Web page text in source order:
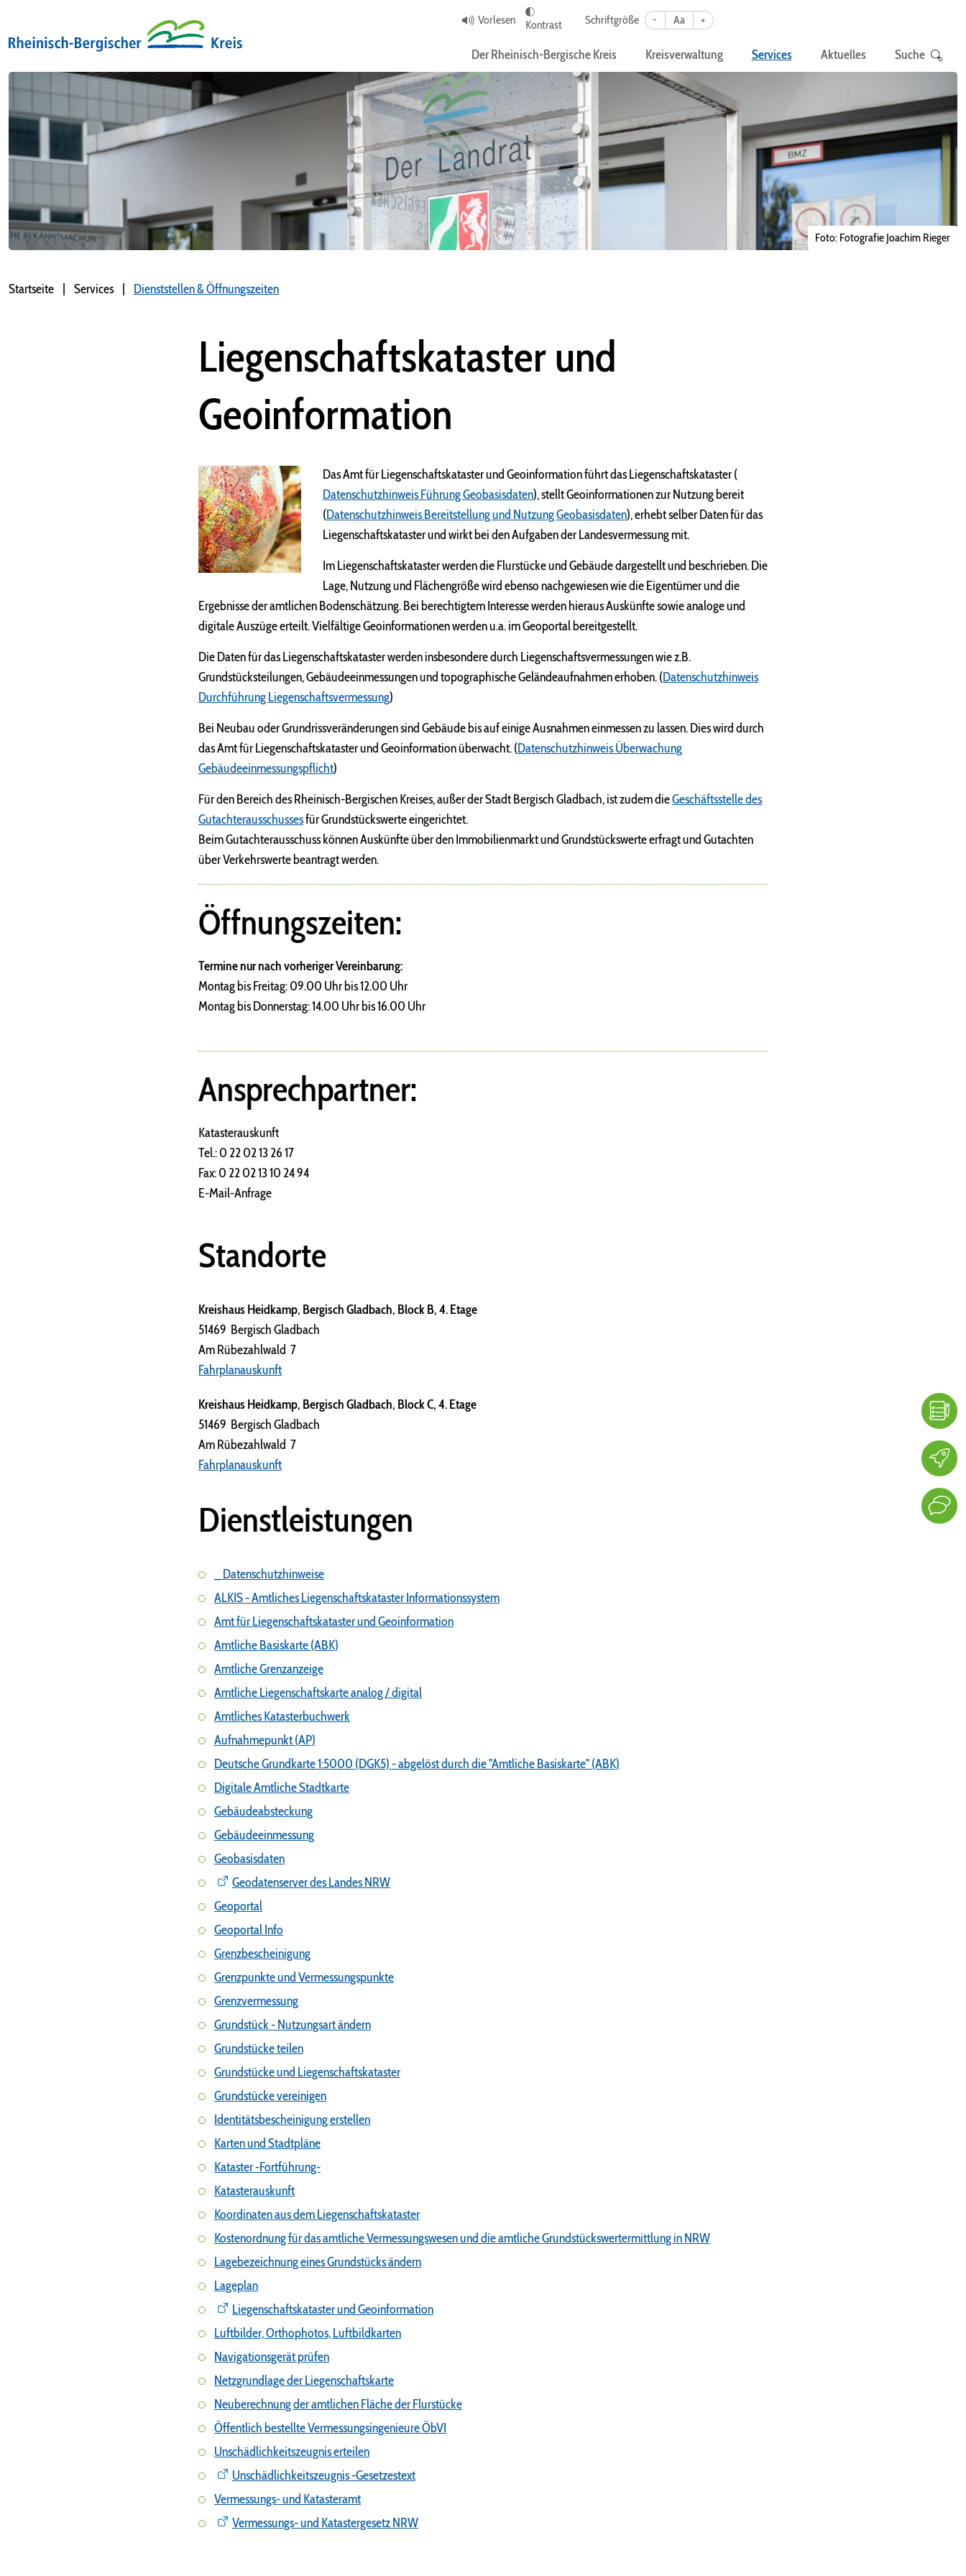
Vorlesen Kontrast Schriftgröße - Aa +
Der Rheinisch-Bergische Kreis Kreisverwaltung Services Aktuelles Suche
Foto: Fotografie Joachim Rieger
Startseite Services Dienststellen & Öffnungszeiten
Liegenschaftskataster und
Geoinformation
Das Amt für Liegenschaftskataster und Geoinformation führt das Liegenschaftskataster (
Datenschutzhinweis Führung Geobasisdaten), stellt Geoinformationen zur Nutzung bereit
(Datenschutzhinweis Bereitstellung und Nutzung Geobasisdaten), erhebt selber Daten für das
Liegenschaftskataster und wirkt bei den Aufgaben der Landesvermessung mit.
Im Liegenschaftskataster werden die Flurstücke und Gebäude dargestellt und beschrieben. Die
Lage, Nutzung und Flächengröße wird ebenso nachgewiesen wie die Eigentümer und die
Ergebnisse der amtlichen Bodenschätzung. Bei berechtigtem Interesse werden hieraus Auskünfte sowie analoge und
digitale Auszüge erteilt. Vielfältige Geoinformationen werden u.a. im Geoportal bereitgestellt.
Die Daten für das Liegenschaftskataster werden insbesondere durch Liegenschaftsvermessungen wie z.B.
Grundstücksteilungen, Gebäudeeinmessungen und topographische Geländeaufnahmen erhoben. (Datenschutzhinweis
Durchführung Liegenschaftsvermessung)
Bei Neubau oder Grundrissveränderungen sind Gebäude bis auf einige Ausnahmen einmessen zu lassen. Dies wird durch
das Amt für Liegenschaftskataster und Geoinformation überwacht. (Datenschutzhinweis Überwachung
Gebäudeeinmessungspflicht)
Für den Bereich des Rheinisch-Bergischen Kreises, außer der Stadt Bergisch Gladbach, ist zudem dieGeschäftsstelle des
Gutachterausschussesfür Grundstückswerte eingerichtet.
Beim Gutachterausschuss können Auskünfte über den Immobilienmarkt und Grundstückswerte erfragt und Gutachten
über Verkehrswerte beantragt werden.
Öffnungszeiten:
Termine nur nach vorheriger Vereinbarung:
Montag bis Freitag: 09.00 Uhr bis 12.00 Uhr
Montag bis Donnerstag: 14.00 Uhr bis 16.00 Uhr
Ansprechpartner:
Katasterauskunft
Tel.: 0 22 02 13 26 17
Fax: 0 22 02 13 10 24 94
E-Mail-Anfrage
Standorte
Kreishaus Heidkamp, Bergisch Gladbach, Block B, 4. Etage
51469 Bergisch Gladbach
Am Rübezahlwald 7
Fahrplanauskunft
Kreishaus Heidkamp, Bergisch Gladbach, Block C, 4. Etage
51469 Bergisch Gladbach
Am Rübezahlwald 7
Fahrplanauskunft
Dienstleistungen
_ Datenschutzhinweise
ALKIS - Amtliches Liegenschaftskataster Informationssystem
Amt für Liegenschaftskataster und Geoinformation
Amtliche Basiskarte (ABK)
Amtliche Grenzanzeige
Amtliche Liegenschaftskarte analog / digital
Amtliches Katasterbuchwerk
Aufnahmepunkt (AP)
Deutsche Grundkarte 1:5000 (DGK5) - abgelöst durch die "Amtliche Basiskarte" (ABK)
Digitale Amtliche Stadtkarte
Gebäudeabsteckung
Gebäudeeinmessung
Geobasisdaten
Geodatenserver des Landes NRW
Geoportal
Geoportal Info
Grenzbescheinigung
Grenzpunkte und Vermessungspunkte
Grenzvermessung
Grundstück - Nutzungsart ändern
Grundstücke teilen
Grundstücke und Liegenschaftskataster
Grundstücke vereinigen
Identitätsbescheinigung erstellen
Karten und Stadtpläne
Kataster -Fortführung-
Katasterauskunft
Koordinaten aus dem Liegenschaftskataster
Kostenordnung für das amtliche Vermessungswesen und die amtliche Grundstückswertermittlung in NRW
Lagebezeichnung eines Grundstücks ändern
Lageplan
Liegenschaftskataster und Geoinformation
Luftbilder, Orthophotos, Luftbildkarten
Navigationsgerät prüfen
Netzgrundlage der Liegenschaftskarte
Neuberechnung der amtlichen Fläche der Flurstücke
Öffentlich bestellte Vermessungsingenieure ÖbVI
Unschädlichkeitszeugnis erteilen
Unschädlichkeitszeugnis -Gesetzestext
Vermessungs- und Katasteramt
Vermessungs- und Katastergesetz NRW